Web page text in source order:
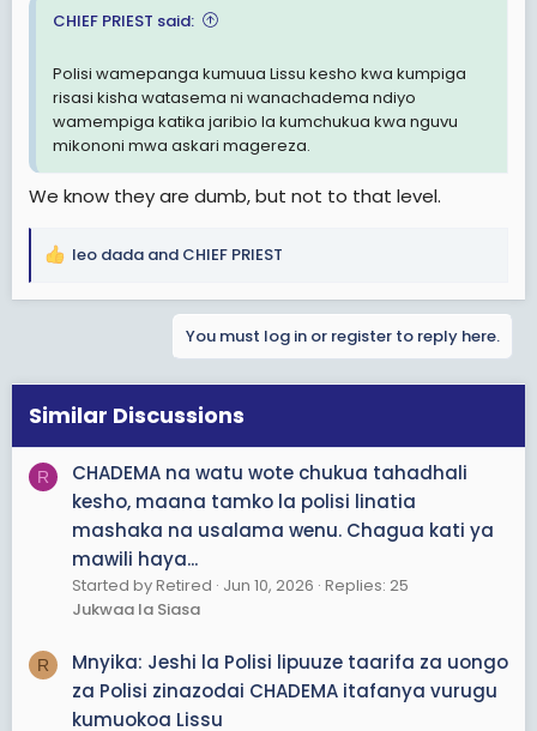
CHIEF PRIEST said:
Polisi wamepanga kumuua Lissu kesho kwa kumpiga
risasi kisha watasema ni wanachadema ndiyo
wamempiga katika jaribio la kumchukua kwa nguvu
mikononi mwa askari magereza.
We know they are dumb, but not to that level.
R
i
o
:
leo dada and CHIEF PRIEST
You must log in or register to reply here.
Similar Discussions
R
CHADEMA na watu wote chukua tahadhali
kesho, maana tamko la polisi linatia
mashaka na usalama wenu. Chagua kati ya
mawili haya...
Started by Retired Jun 10, 2026 Replies: 25
Jukwaa la Siasa
R
Mnyika: Jeshi la Polisi lipuuze taarifa za uongo
za Polisi zinazodai CHADEMA itafanya vurugu
kumuokoa Lissu